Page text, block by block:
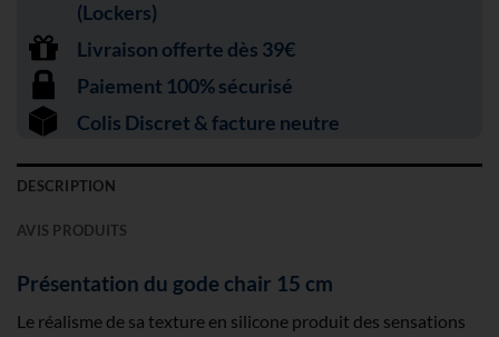
(Lockers)
Livraison offerte dès 39€
Paiement 100% sécurisé
Colis Discret & facture neutre
DESCRIPTION
AVIS PRODUITS
Présentation du gode chair 15 cm
Le réalisme de sa texture en silicone produit des sensations